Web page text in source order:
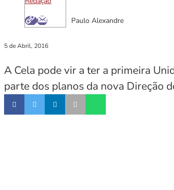
Paulo Alexandre
5 de Abril, 2016
A Cela pode vir a ter a primeira
parte dos planos da nova Direção